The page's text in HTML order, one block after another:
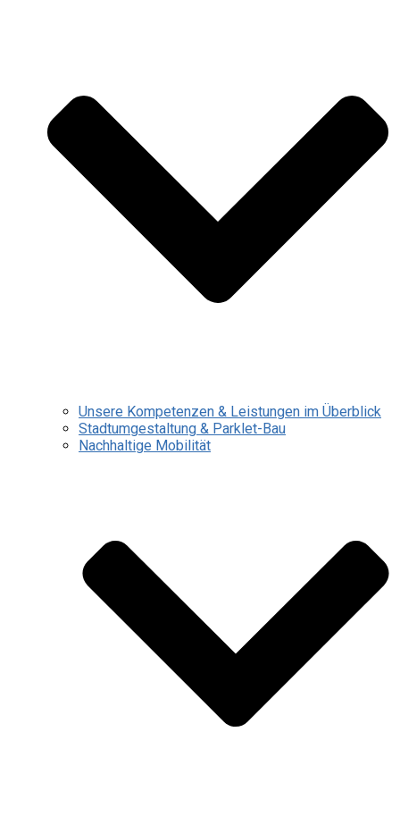
Unsere Kompetenzen & Leistungen im Überblick
Stadtumgestaltung & Parklet-Bau
Nachhaltige Mobilität